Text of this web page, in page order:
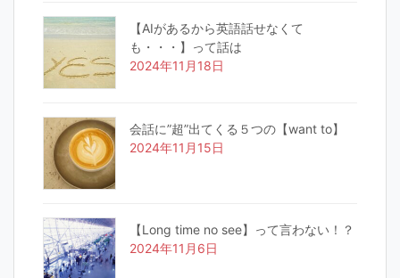
【AIがあるから英語話せなくて
も・・・】って話は
2024年11月18日
会話に”超”出てくる５つの【want to】
2024年11月15日
【Long time no see】って言わない！？
2024年11月6日